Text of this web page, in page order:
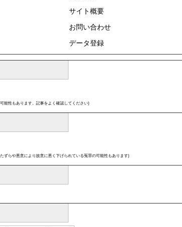
サイト概要
お問い合わせ
データ登録
能性もあります。記事をよく確認してください)
ずらや悪意により故意に悪く下げられている冤罪の可能性もあります)